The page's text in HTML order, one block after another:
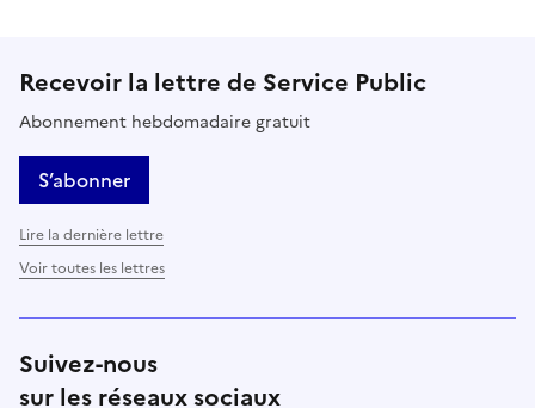
Recevoir la lettre de Service Public
Abonnement hebdomadaire gratuit
S’abonner
Lire la dernière lettre
Voir toutes les lettres
Suivez-nous
sur les réseaux sociaux